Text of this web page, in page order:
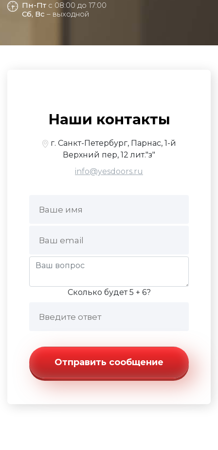
Пн-Пт с 08:00 до 17:00
Сб, Вс – выходной
Наши контакты
г. Санкт-Петербург, Парнас, 1-й
Верхний пер, 12 лит."з"
info@yesdoors.ru
Сколько будет 5 + 6?
Отправить сообщение